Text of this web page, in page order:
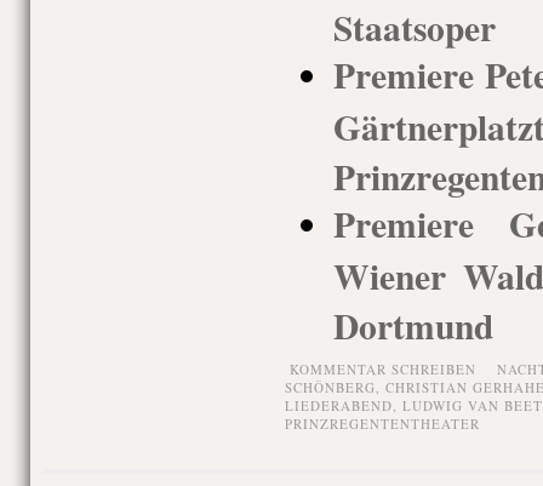
Staatsoper
Premiere
Premiere
Wiener
Dortmund
KOMMENTAR SCHREIBEN
SCHÖNBERG, CHRISTIAN
LIEDERABEND, LUDWIG VAN
PRINZREGENTENTHEATER